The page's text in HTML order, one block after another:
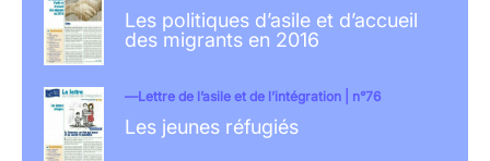
Les politiques d’asile et d’accueil
des migrants en 2016
Lettre de l’asile et de l’intégration | n°76
Les jeunes réfugiés